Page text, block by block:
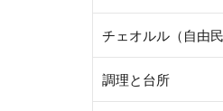
チェオルル（自由民
調理と台所